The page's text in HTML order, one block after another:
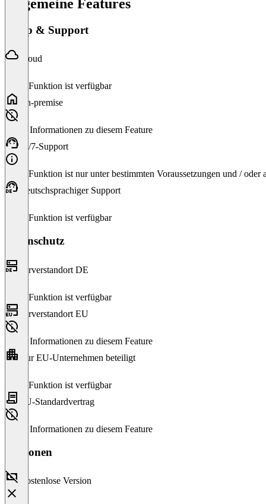
Allgemeine Features
Setup & Support
Cloud
Diese Funktion ist verfügbar
On-premise
Keine Informationen zu diesem Feature
24/7-Support
Diese Funktion ist nur unter bestimmten Voraussetzungen und / oder
Deutschsprachiger Support
Diese Funktion ist verfügbar
Datenschutz
Serverstandort DE
Diese Funktion ist verfügbar
Serverstandort EU
Keine Informationen zu diesem Feature
Nur EU-Unternehmen beteiligt
Diese Funktion ist verfügbar
EU-Standardvertrag
Keine Informationen zu diesem Feature
Versionen
Kostenlose Version